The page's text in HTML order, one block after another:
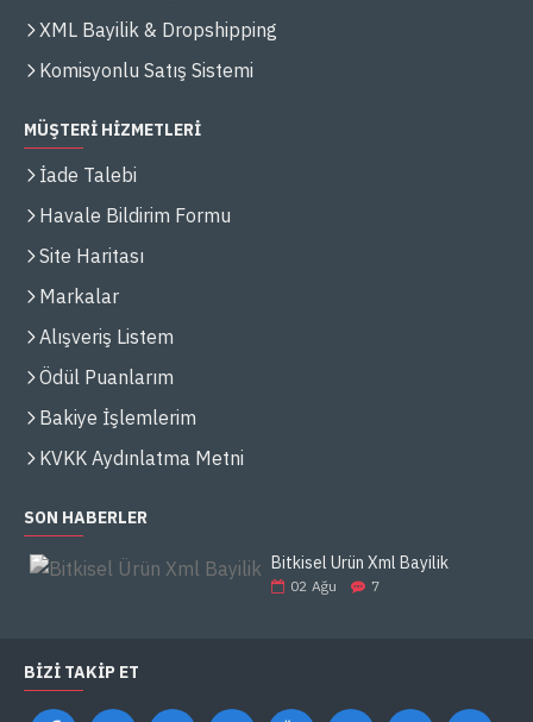
XML Bayilik & Dropshipping
Komisyonlu Satış Sistemi
MÜŞTERİ HİZMETLERİ
İade Talebi
Havale Bildirim Formu
Site Haritası
Markalar
Alışveriş Listem
Ödül Puanlarım
Bakiye İşlemlerim
KVKK Aydınlatma Metni
SON HABERLER
Bitkisel Ürün Xml Bayilik
02 Ağu 7
BIZI TAKIP ET